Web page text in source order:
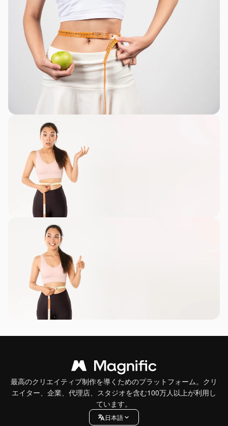
最高のクリエイティブ制作を導くためのプラットフォーム。クリ
エイター、企業、代理店、スタジオを含む100万人以上が利用し
ています。
日本語